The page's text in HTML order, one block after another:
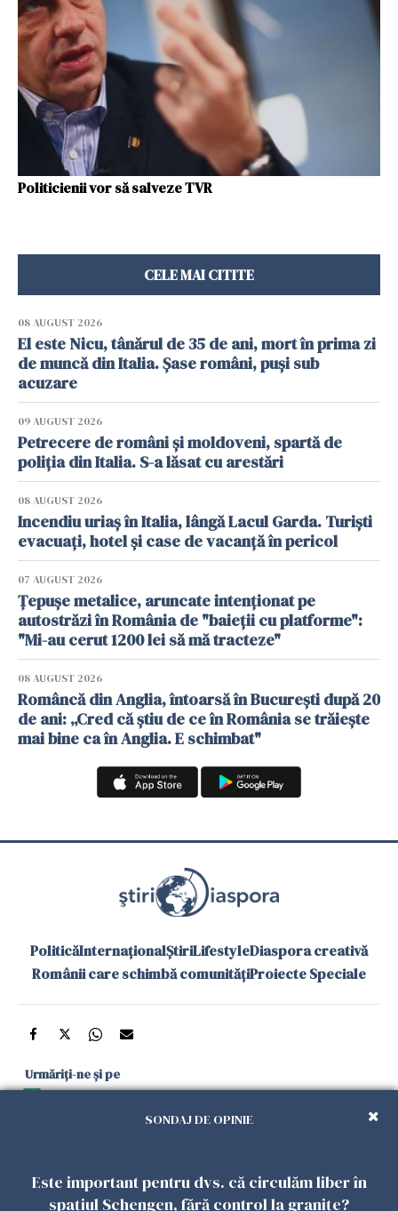
Politicienii vor să salveze TVR
CELE MAI CITITE
08 AUGUST 2026
El este Nicu, tânărul de 35 de ani, mort în prima zi
de muncă din Italia. Șase români, puși sub
acuzare
09 AUGUST 2026
Petrecere de români și moldoveni, spartă de
poliția din Italia. S-a lăsat cu arestări
08 AUGUST 2026
Incendiu uriaș în Italia, lângă Lacul Garda. Turiști
evacuați, hotel și case de vacanță în pericol
07 AUGUST 2026
Țepușe metalice, aruncate intenționat pe
autostrăzi în România de "baieții cu platforme":
"Mi-au cerut 1200 lei să mă tracteze"
08 AUGUST 2026
Româncă din Anglia, întoarsă în București după 20
de ani: „Cred că știu de ce în România se trăiește
mai bine ca în Anglia. E schimbat"
PoliticăInternaționalȘtiriLifestyleDiaspora creativă
Românii care schimbă comunitățiProiecte Speciale
Urmăriți-ne și pe
și în aplicațiile mobile
Politica de
Politica
Gestionați
Contact
Declarație de
SONDAJ DE OPINIE
Este important pentru dvs. că circulăm liber în
spațiul Schengen, fără control la granițe?